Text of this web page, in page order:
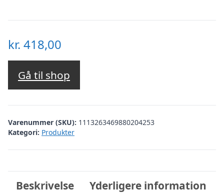
kr. 418,00
Gå til shop
Varenummer (SKU): 1113263469880204253
Kategori: Produkter
Beskrivelse Yderligere information